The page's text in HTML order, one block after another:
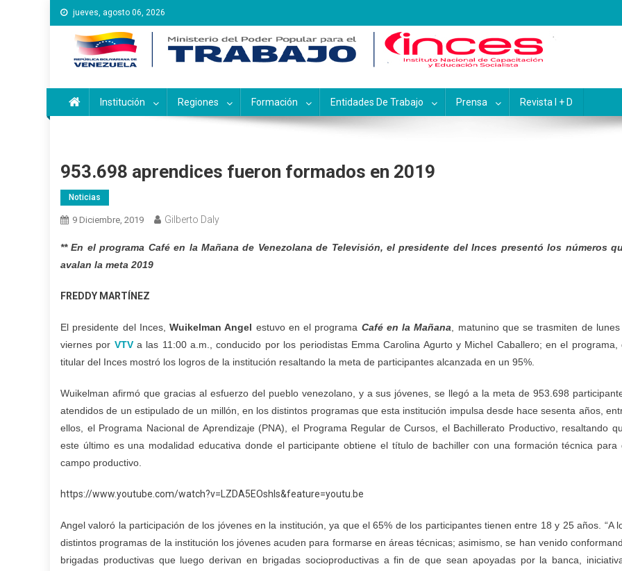
Saltar
al
contenido
jueves, agosto 06, 2026
Instituto Nacional de Capacitación y Educación
Inces
Institución Regiones Formación Entidades De Trabajo Prensa Revista I + D
953.698 aprendices fueron formados en 2019
Noticias
9 Diciembre, 2019 Gilberto Daly
** En el programa Café en la Mañana de Venezolana de Televisión, el presidente del Inces presentó los números
avalan la meta 2019
FREDDY MARTÍNEZ
El presidente del Inces, Wuikelman Angel estuvo en el programa Café en laMañana , matunino que se trasmiten de lunes
viernes por VTVa las 11:00 a.m., conducido por los periodistas Emma Carolina Agurto y Michel Caballero; en el programa,
titular del Inces mostró los logros de la institución resaltando la meta de participantes alcanzada en un 95%.
Wuikelman afirmó que gracias al esfuerzo del pueblo venezolano, y a sus jóvenes, se llegó a la meta de 953.698
atendidos de un estipulado de un millón, en los distintos programas que esta institución impulsa desde hace sesenta años,
ellos, el Programa Nacional de Aprendizaje (PNA), el Programa Regular de Cursos, el Bachillerato Productivo, resaltando
este último es una modalidad educativa donde el participante obtiene el título de bachiller con una formación técnica para
campo productivo.
https://www.youtube.com/watch?v=LZDA5EOshls&feature=youtu.be
Angel valoró la participación de los jóvenes en la institución, ya que el 65% de los participantes tienen entre 18 y 25 años. “A
distintos programas de la institución los jóvenes acuden para formarse en áreas técnicas; asimismo, se han venido
brigadas productivas que luego derivan en brigadas socioproductivas a fin de que sean apoyadas por la banca,